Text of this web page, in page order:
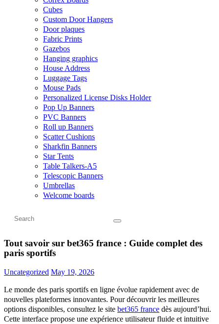
Cubes
Custom Door Hangers
Door plaques
Fabric Prints
Gazebos
Hanging graphics
House Address
Luggage Tags
Mouse Pads
Personalized License Disks Holder
Pop Up Banners
PVC Banners
Roll up Banners
Scatter Cushions
Sharkfin Banners
Star Tents
Table Talkers-A5
Telescopic Banners
Umbrellas
Welcome boards
Tout savoir sur bet365 france : Guide complet des
paris sportifs
Uncategorized May 19, 2026
Le monde des paris sportifs en ligne évolue rapidement avec de
nouvelles plateformes innovantes. Pour découvrir les meilleures
options disponibles, consultez le site bet365 france dès aujourd’hui.
Cette interface propose une expérience utilisateur fluide et intuitive